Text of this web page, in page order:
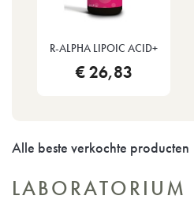
R-ALPHA LIPOIC ACID+
€ 26,83
Alle beste verkochte producten
LABORATORIUM